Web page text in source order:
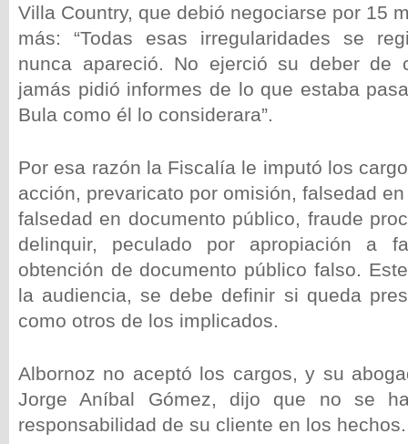
Villa Country, que debió negociarse por 15
más: “Todas esas irregularidades se
nunca apareció. No ejerció su deber de
jamás pidió informes de lo que estaba
Bula como él lo considerara”.
Por esa razón la Fiscalía le imputó los
acción, prevaricato por omisión, falsedad
falsedad en documento público, fraude
delinquir, peculado por apropiación a
obtención de documento público falso.
la audiencia, se debe definir si queda
como otros de los implicados.
Albornoz no aceptó los cargos, y su
Jorge Aníbal Gómez, dijo que no se
responsabilidad de su cliente en los hechos.